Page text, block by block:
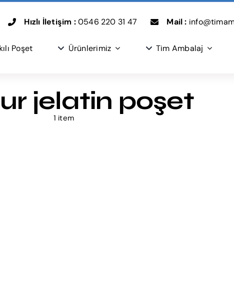
Hızlı İletişim :0546 220 31 47 Mail :
Poşet Ürünlerimiz Tim Ambalaj
jelatin poşet
1 item